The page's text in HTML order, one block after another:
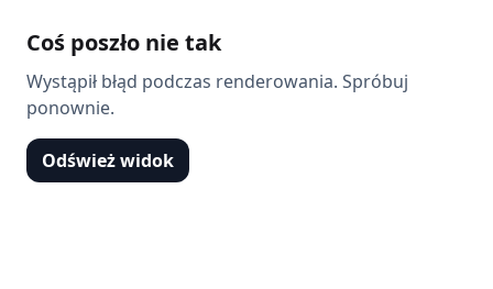
Coś poszło nie tak
Wystąpił błąd podczas renderowania. Spróbuj
ponownie.
Odśwież widok